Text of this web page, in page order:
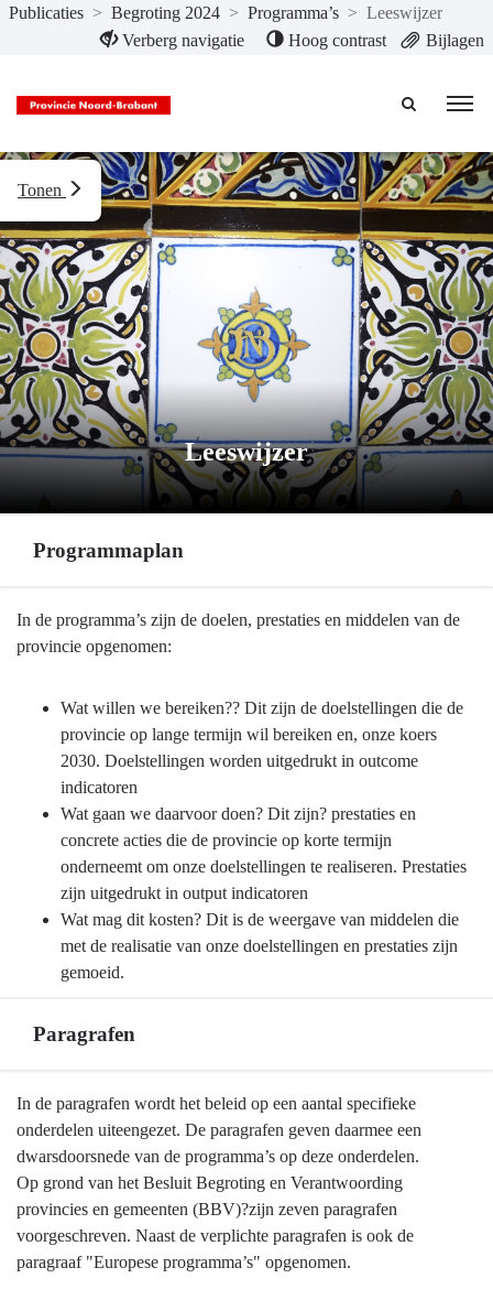
Naar hoofdinhoud
Publicaties > Begroting 2024 > Programma’s > Leeswijzer
Verberg navigatie
Hoog contrast Bijlagen
Leeswijzer
Tonen
Programmaplan
Terug
naar
Programmaplan
In de programma’s zijn de doelen, prestaties en middelen van de
provincie opgenomen:
Wat willen we bereiken?? Dit zijn de doelstellingen die de
provincie op lange termijn wil bereiken en, onze koers
2030. Doelstellingen worden uitgedrukt in outcome
indicatoren
Wat gaan we daarvoor doen? Dit zijn? prestaties en
concrete acties die de provincie op korte termijn
onderneemt om onze doelstellingen te realiseren. Prestaties
zijn uitgedrukt in output indicatoren
Wat mag dit kosten? Dit is de weergave van middelen die
met de realisatie van onze doelstellingen en prestaties zijn
gemoeid.
Paragrafen
Terug
naar
navigatie
Leeswijzer
Paragrafen
In de paragrafen wordt het beleid op een aantal specifieke
onderdelen uiteengezet. De paragrafen geven daarmee een
dwarsdoorsnede van de programma’s op deze onderdelen.
Op grond van het Besluit Begroting en Verantwoording
provincies en gemeenten (BBV)?zijn zeven paragrafen
voorgeschreven. Naast de verplichte paragrafen is ook de
paragraaf "Europese programma’s" opgenomen.